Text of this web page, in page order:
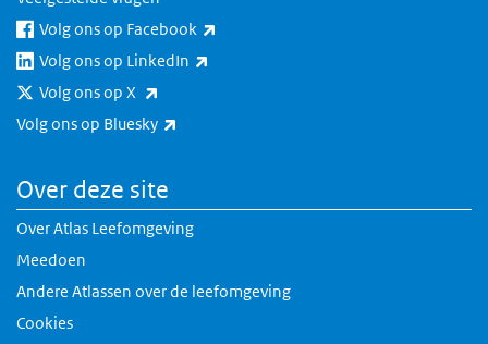
Volg ons op Facebook
Volg ons op LinkedIn
Volg ons op X
Volg ons op Bluesky
Over deze site
Over Atlas Leefomgeving
Meedoen
Andere Atlassen over de leefomgeving
Cookies